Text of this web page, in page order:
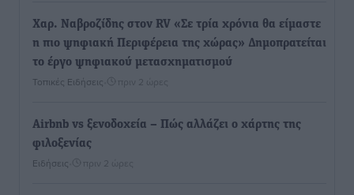
Χαρ. Ναβροζίδης στον RV «Σε τρία χρόνια θα είμαστε
η πιο ψηφιακή Περιφέρεια της χώρας» Δημοπρατείται
το έργο ψηφιακού μετασχηματισμού
Τοπικές Ειδήσεις πριν 2 ώρες
Airbnb vs ξενοδοχεία – Πώς αλλάζει ο χάρτης της
φιλοξενίας
Ειδήσεις πριν 2 ώρες